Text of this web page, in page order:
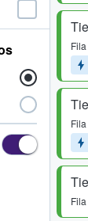
Fila
Fila
Fila